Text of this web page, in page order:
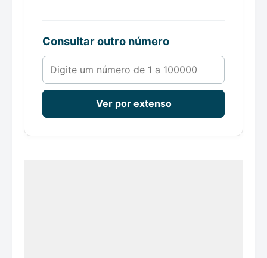
Consultar outro número
Número de 1 a 100000
Ver por extenso